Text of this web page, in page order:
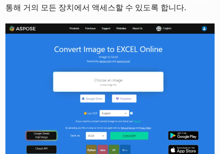
통해 거의 모든 장치에서 액세스할 수 있도록 합니다.